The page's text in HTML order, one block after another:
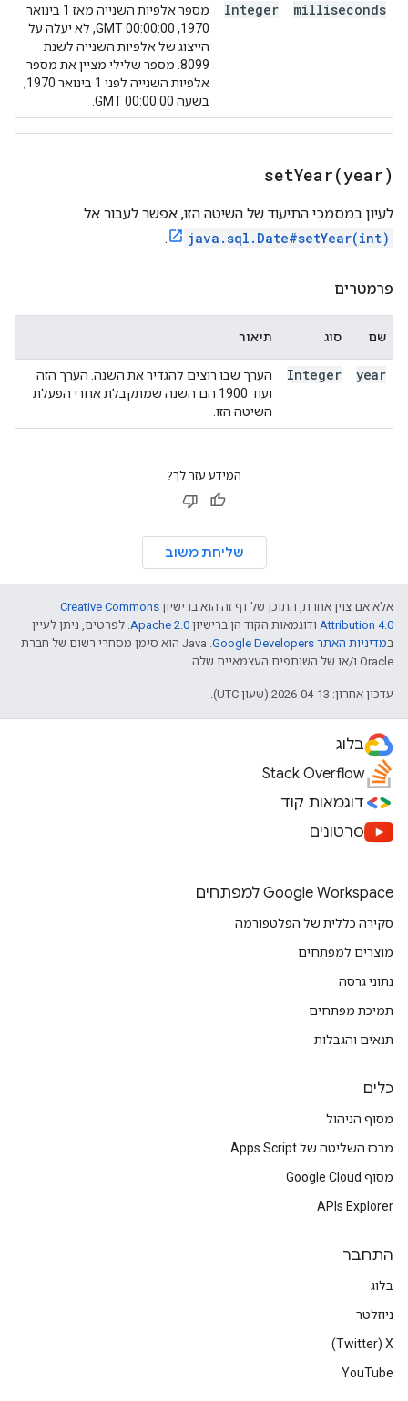
milliseconds
Integer
מספר אלפיות השנייה מאז 1 בינואר
1970, 00:00:00 GMT, לא יעלה על
הייצוג של אלפיות השנייה לשנת
8099. מספר שלילי מציין את מספר
אלפיות השנייה לפני 1 בינואר 1970,
בשעה 00:00:00 GMT.
setYear(year)
לעיון במסמכי התיעוד של השיטה הזו, אפשר לעבור אל
java.sql.Date#setYear(int)
.
פרמטרים
שם סוג תיאור
year
Integer
הערך שבו רוצים להגדיר את השנה. הערך הזה
ועוד 1900 הם השנה שמתקבלת אחרי הפעלת
השיטה הזו.
המידע עזר לך?
שליחת משוב
אלא אם צוין אחרת, התוכן של דף זה הוא ברישיון Creative Commons
Attribution 4.0 ודוגמאות הקוד הן ברישיון Apache 2.0. לפרטים, ניתן לעיין
במדיניות האתר Google Developers‏
.‏ Java הוא סימן מסחרי רשום של חברת
Oracle ו/או של השותפים העצמאיים שלה.
עדכון אחרון: 2026-04-13 (שעון UTC).
בלוג
Stack Overflow
דוגמאות קוד
סרטונים
Google Workspace למפתחים
סקירה כללית של הפלטפורמה
מוצרים למפתחים
נתוני גרסה
תמיכת מפתחים
תנאים והגבלות
כלים
מסוף הניהול
מרכז השליטה של Apps Script
מסוף Google Cloud
APIs Explorer
התחבר
בלוג
ניוזלטר
X‏ (Twitter)
YouTube